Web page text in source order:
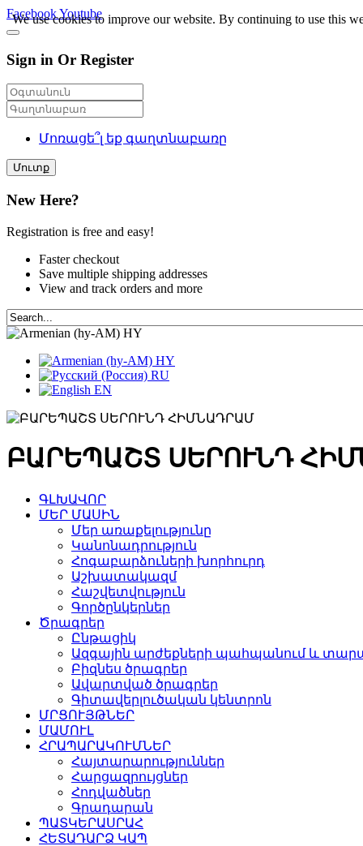
FacebookYoutube
Sign in Or Register
Մոռացե՞լ եք գաղտնաբառը
Մուտք
New Here?
Registration is free and easy!
Faster checkout
Save multiple shipping addresses
View and track orders and more
HY
HY
RU
EN
ԲԱՐԵՊԱՇՏ ՍԵՐՈՒՆԴ
ԳԼԽԱՎՈՐ
ՄԵՐ ՄԱՍԻՆ
Մեր առաքելությունը
Կանոնադրություն
Հոգաբարձուների խորհուրդ
Աշխատակազմ
Հաշվետվություն
Գործընկերներ
Ծրագրեր
Ընթացիկ
Ազգային արժեքների պահպանում և
Բիզնես ծրագրեր
Ավարտված ծրագրեր
Գիտավերլուծական կենտրոն
ՄՐՑՈՒՅԹՆԵՐ
ՄԱՄՈՒԼ
ՀՐԱՊԱՐԱԿՈՒՄՆԵՐ
Հայտարարություններ
Հարցազրույցներ
Հոդվածներ
Գրադարան
ՊԱՏԿԵՐԱՍՐԱՀ
ՀԵՏԱԴԱՐՁ ԿԱՊ
We use cookies to improve our website. By continuing to use this